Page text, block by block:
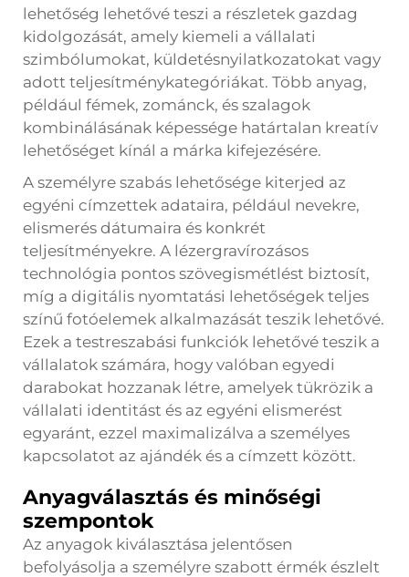
lehetőség lehetővé teszi a részletek gazdag
kidolgozását, amely kiemeli a vállalati
szimbólumokat, küldetésnyilatkozatokat vagy
adott teljesítménykategóriákat. Több anyag,
például fémek, zománck, és szalagok
kombinálásának képessége határtalan kreatív
lehetőséget kínál a márka kifejezésére.
A személyre szabás lehetősége kiterjed az
egyéni címzettek adataira, például nevekre,
elismerés dátumaira és konkrét
teljesítményekre. A lézergravírozásos
technológia pontos szövegismétlést biztosít,
míg a digitális nyomtatási lehetőségek teljes
színű fotóelemek alkalmazását teszik lehetővé.
Ezek a testreszabási funkciók lehetővé teszik a
vállalatok számára, hogy valóban egyedi
darabokat hozzanak létre, amelyek tükrözik a
vállalati identitást és az egyéni elismerést
egyaránt, ezzel maximalizálva a személyes
kapcsolatot az ajándék és a címzett között.
Anyagválasztás és minőségi
szempontok
Az anyagok kiválasztása jelentősen
befolyásolja a személyre szabott érmék észlelt